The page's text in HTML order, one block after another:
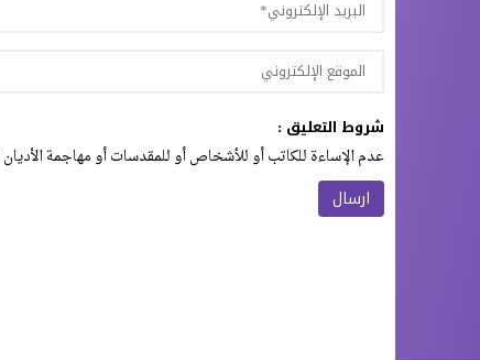
شروط التعليق :
عدم الإساءة للكاتب أو للأشخاص أو للمقدسات أو مهاجمة